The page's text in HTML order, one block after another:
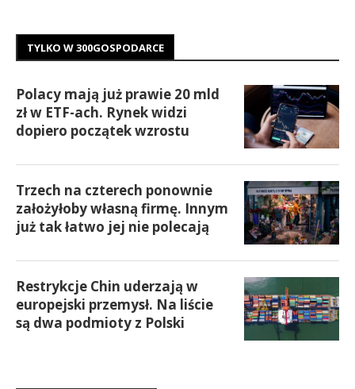
TYLKO W 300GOSPODARCE
Polacy mają już prawie 20 mld
zł w ETF-ach. Rynek widzi
dopiero początek wzrostu
Trzech na czterech ponownie
założyłoby własną firmę. Innym
już tak łatwo jej nie polecają
Restrykcje Chin uderzają w
europejski przemysł. Na liście
są dwa podmioty z Polski